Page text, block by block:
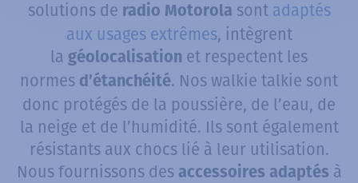
solutions de radio Motorola sont adaptés
aux usages extrêmes, intègrent
la géolocalisation et respectent les
normes d’étanchéité. Nos walkie talkie sont
donc protégés de la poussière, de l’eau, de
la neige et de l’humidité. Ils sont également
résistants aux chocs lié à leur utilisation.
Nous fournissons des accessoires adaptés à